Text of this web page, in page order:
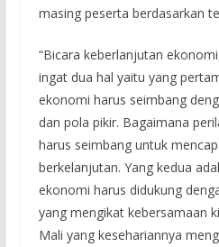
masing peserta berdasarkan
“Bicara keberlanjutan
ingat dua hal yaitu yang
ekonomi harus seimbang
dan pola pikir. Bagaimana
harus seimbang untuk
berkelanjutan. Yang kedua
ekonomi harus didukung
yang mengikat kebersamaan
Mali yang kesehariannya